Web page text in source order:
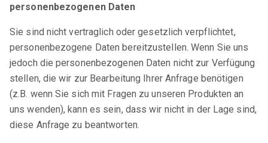
personenbezogenen Daten
Sie sind nicht vertraglich oder gesetzlich verpflichtet,
personenbezogene Daten bereitzustellen. Wenn Sie uns
jedoch die personenbezogenen Daten nicht zur Verfügung
stellen, die wir zur Bearbeitung Ihrer Anfrage benötigen
(z.B. wenn Sie sich mit Fragen zu unseren Produkten an
uns wenden), kann es sein, dass wir nicht in der Lage sind,
diese Anfrage zu beantworten.